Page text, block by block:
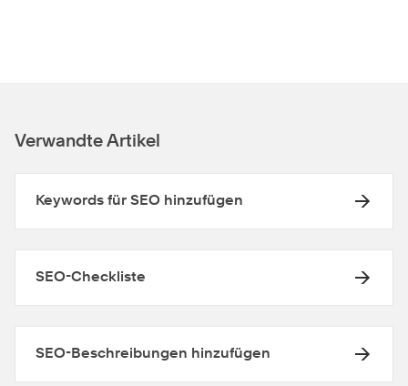
Verwandte Artikel
Keywords für SEO hinzufügen
SEO-Checkliste
SEO-Beschreibungen hinzufügen